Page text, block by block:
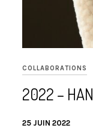
COLLABORATIONS
2022 –
25 JUIN 2022